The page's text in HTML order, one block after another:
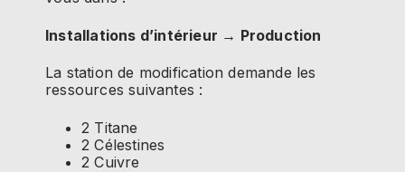
Installations d’intérieur → Production
La station de modification demande les
ressources suivantes :
2 Titane
2 Célestines
2 Cuivre